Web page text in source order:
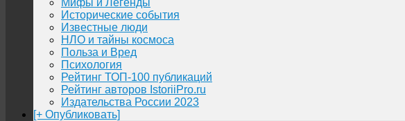
Мифы и Легенды
Исторические события
Известные люди
НЛО и тайны космоса
Польза и Вред
Психология
Рейтинг ТОП-100 публикаций
Рейтинг авторов IstoriiPro.ru
Издательства России 2023
[+ Опубликовать]